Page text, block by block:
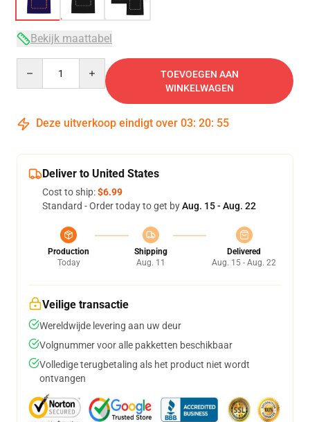
Bekijk maattabel
TOEVOEGEN AAN
WINKELWAGEN
Deze uitverkoop eindigt over 03: 20: 54
Deliver to United States
Cost to ship:$6.99
Standard - Order today to get byAug. 15 - Aug. 22
Production
Today
Shipping
Aug. 11
Delivered
Aug. 15 - Aug. 22
Veilige transactie
Wereldwijde levering aan uw deur
Volgnummer voor alle pakketten beschikbaar
Volledige terugbetaling als het product niet wordt
ontvangen